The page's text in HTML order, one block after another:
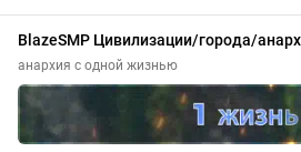
BlazeSMP Цивилизации/города/
анархия с одной жизнью